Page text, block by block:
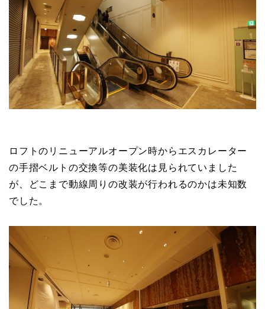
ロフトのリニューアルオープン時からエスカレーター
の手摺ベルトの交換等の美装化は見られていました
が、どこまで動線周りの改装が行われるのかは未知数
でした。